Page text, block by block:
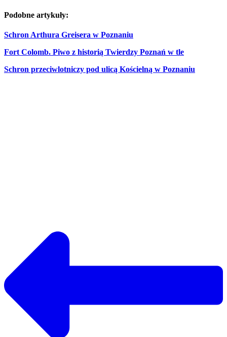
Podobne artykuły:
Schron Arthura Greisera w Poznaniu
Fort Colomb. Piwo z historią Twierdzy Poznań w tle
Schron przeciwlotniczy pod ulicą Kościelną w Poznaniu